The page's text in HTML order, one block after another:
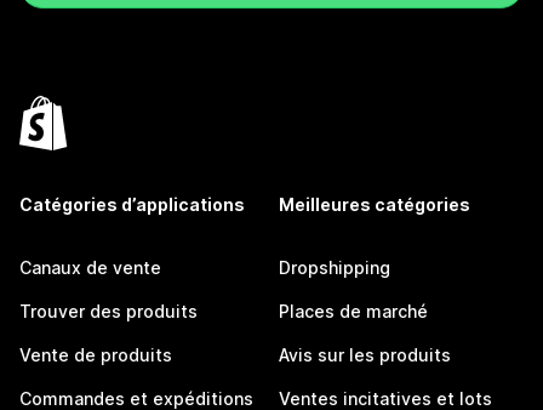
Catégories d’applications
Canaux de vente
Trouver des produits
Vente de produits
Commandes et expéditions
Meilleures catégories
Dropshipping
Places de marché
Avis sur les produits
Ventes incitatives et lots